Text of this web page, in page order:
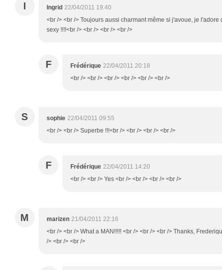
I Ingrid 22/04/2011 19:40
<br /> <br /> Toujours aussi charmant même si j'avoue, je
sexy !!!!<br /> <br /> <br /> <br />
F Frédérique 22/04/2011 20:18
<br /> <br /> <br /> <br /> <br /> <br />
S sophie 22/04/2011 09:55
<br /> <br /> Superbe !!!<br /> <br /> <br /> <br />
F Frédérique 22/04/2011 14:20
<br /> <br /> Yes <br /> <br /> <br /> <br />
M marizen 21/04/2011 22:16
<br /> <br /> What a MAN!!!!! <br /> <br /> <br /> Thanks,
/> <br /> <br />